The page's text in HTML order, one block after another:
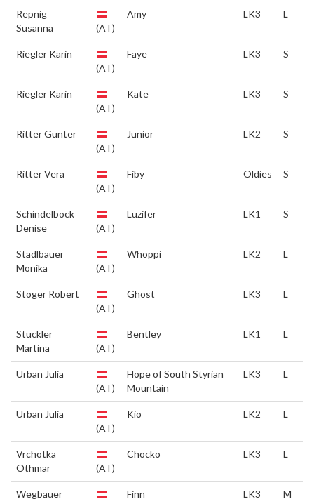
Repnig
Susanna
(AT)
Amy LK3 L
Riegler Karin
(AT)
Faye LK3 S
Riegler Karin
(AT)
Kate LK3 S
Ritter Günter
(AT)
Junior LK2 S
Ritter Vera
(AT)
Fiby Oldies S
Schindelböck
Denise
(AT)
Luzifer LK1 S
Stadlbauer
Monika
(AT)
Whoppi LK2 L
Stöger Robert
(AT)
Ghost LK3 L
Stückler
Martina
(AT)
Bentley LK1 L
Urban Julia
(AT)
Hope of South Styrian
Mountain
LK3 L
Urban Julia
(AT)
Kio LK2 L
Vrchotka
Othmar
(AT)
Chocko LK3 L
Wegbauer
Finn LK3 M